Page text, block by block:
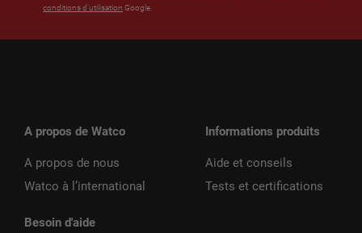
conditions d’utilisation Google.
A propos de Watco
A propos de nous
Watco à l’international
Besoin d'aide
Informations produits
Aide et conseils
Tests et certifications